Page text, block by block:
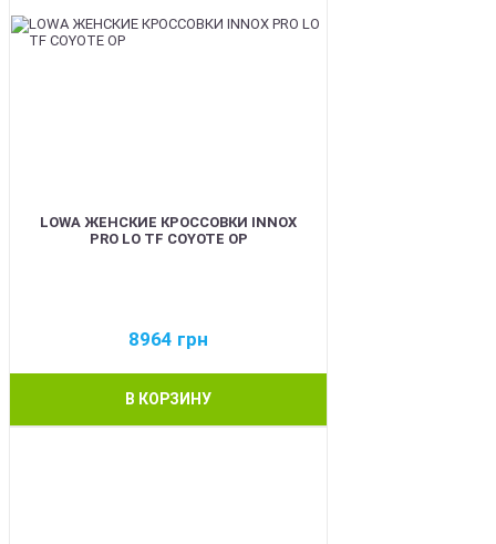
LOWA ЖЕНСКИЕ КРОССОВКИ INNOX
PRO LO TF COYOTE OP
8964 грн
В КОРЗИНУ